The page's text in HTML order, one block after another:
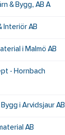
& Bygg, AB A
Interiör AB
i Malmö AB
- Hornbach
i Arvidsjaur AB
AB